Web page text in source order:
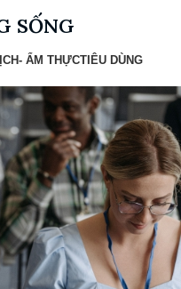
SỐNG
ẨM THỰCTIÊU DÙNG